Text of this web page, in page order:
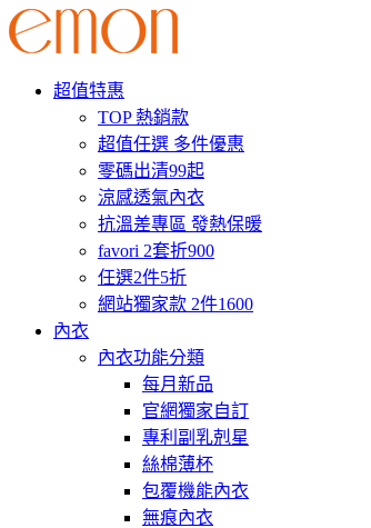
超值特惠
TOP 熱銷款
超值任選 多件優惠
零碼出清99起
涼感透氣內衣
抗溫差專區 發熱保暖
favori 2套折900
任選2件5折
網站獨家款 2件1600
內衣
內衣功能分類
每月新品
官網獨家自訂
專利副乳剋星
絲棉薄杯
包覆機能內衣
無痕內衣